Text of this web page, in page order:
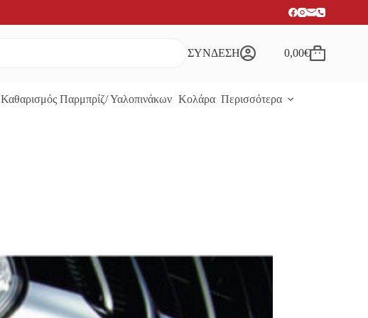
ΣΥΝΔΕΣΗ
Καλάθι
0,00€
Καθαρισμός Παρμπρίζ/ Υαλοπινάκων Κολάρα Περισσότερα